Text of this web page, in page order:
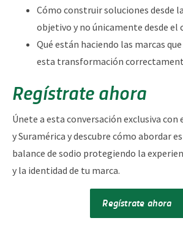
Cómo construir soluciones desde
objetivo y no únicamente desde
Qué están haciendo las marcas
esta transformación
Regístrate ahora
Únete a esta conversación exclusiva con
y Suramérica y descubre cómo abordar
balance de sodio protegiendo la
y la identidad de tu marca.
Regístrate ahora